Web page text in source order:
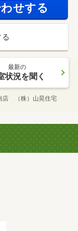
せする
最新の
状況を聞く
店 （株）山晃住宅